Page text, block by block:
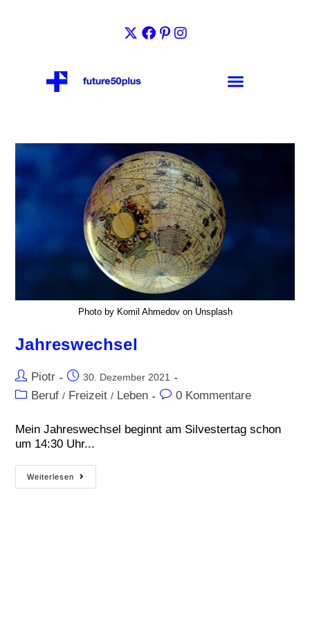
Photo by Komil Ahmedov on Unsplash
Jahreswechsel
Piotr 30. Dezember 2021
Beruf / Freizeit / Leben 0 Kommentare
Mein Jahreswechsel beginnt am Silvestertag schon
um 14:30 Uhr...
Weiterlesen